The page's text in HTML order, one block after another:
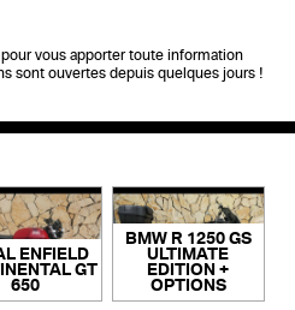
vous apporter toute information
sont ouvertes depuis quelques jours !
ENFIELD
GT
650
BMW R 1250 GS
ULTIMATE
EDITION +
OPTIONS